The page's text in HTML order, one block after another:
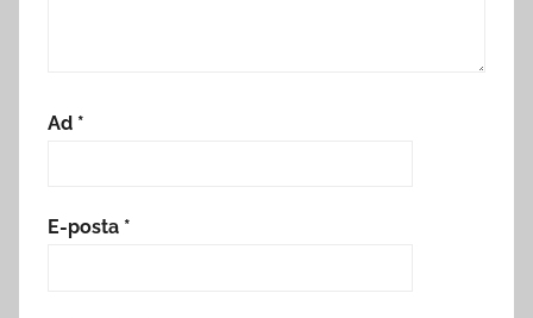
Ad *
E-posta *